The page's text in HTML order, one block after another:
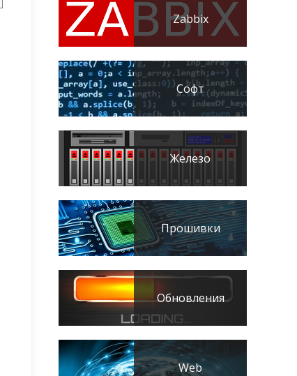
Zabbix
Софт
Железо
Прошивки
Обновления
Web